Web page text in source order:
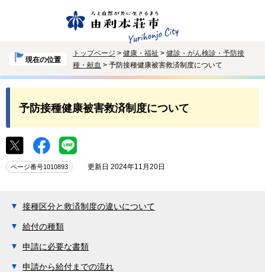
現在の位置
トップページ > 健康・福祉 > 健診・がん検診・予防接
種・献血 > 予防接種健康被害救済制度について
予防接種健康被害救済制度について
ページ番号1010893 更新日 2024年11月20日
接種区分と救済制度の違いについて
給付の種類
申請に必要な書類
申請から給付までの流れ